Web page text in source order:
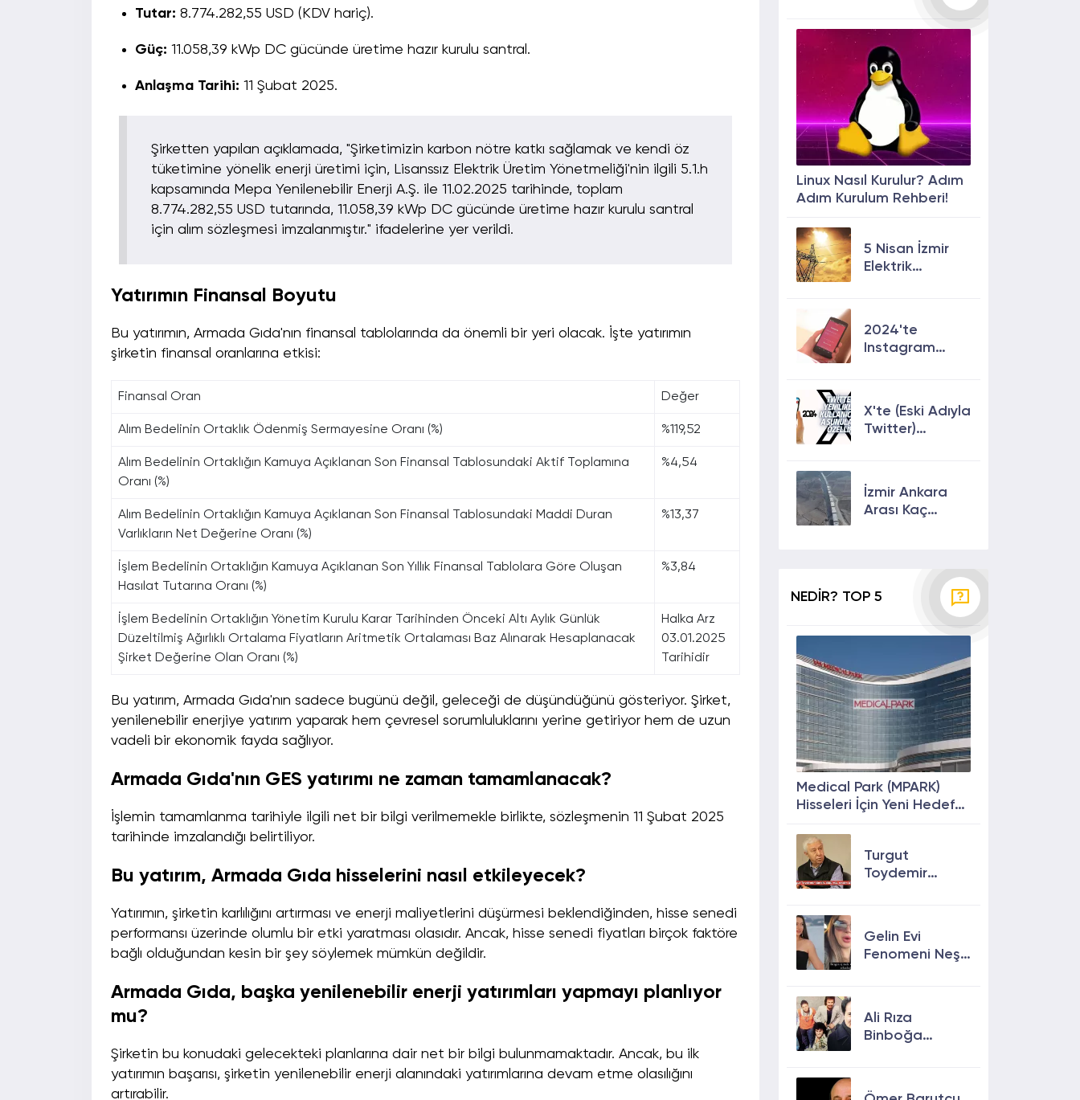
Tutar: 8.774.282,55 USD (KDV hariç).
Güç: 11.058,39 kWp DC gücünde üretime hazır kurulu santral.
Anlaşma Tarihi: 11 Şubat 2025.
Şirketten yapılan açıklamada, "Şirketimizin karbon nötre katkı sağlamak ve kendi öz
tüketimine yönelik enerji üretimi için, Lisanssız Elektrik Üretim Yönetmeliği'nin ilgili 5.1.h
kapsamında Mepa Yenilenebilir Enerji A.Ş. ile 11.02.2025 tarihinde, toplam
8.774.282,55 USD tutarında, 11.058,39 kWp DC gücünde üretime hazır kurulu santral
için alım sözleşmesi imzalanmıştır." ifadelerine yer verildi.
Yatırımın Finansal Boyutu
Bu yatırımın, Armada Gıda'nın finansal tablolarında da önemli bir yeri olacak. İşte yatırımın
şirketin finansal oranlarına etkisi:
Finansal Oran Değer
Alım Bedelinin Ortaklık Ödenmiş Sermayesine Oranı (%) %119,52
Alım Bedelinin Ortaklığın Kamuya Açıklanan Son Finansal Tablosundaki Aktif Toplamına
Oranı (%)
%4,54
Alım Bedelinin Ortaklığın Kamuya Açıklanan Son Finansal Tablosundaki Maddi Duran
Varlıkların Net Değerine Oranı (%)
%13,37
İşlem Bedelinin Ortaklığın Kamuya Açıklanan Son Yıllık Finansal Tablolara Göre Oluşan
Hasılat Tutarına Oranı (%)
%3,84
İşlem Bedelinin Ortaklığın Yönetim Kurulu Karar Tarihinden Önceki Altı Aylık Günlük
Düzeltilmiş Ağırlıklı Ortalama Fiyatların Aritmetik Ortalaması Baz Alınarak Hesaplanacak
Şirket Değerine Olan Oranı (%)
Halka Arz
03.01.2025
Tarihidir
Bu yatırım, Armada Gıda'nın sadece bugünü değil, geleceği de düşündüğünü gösteriyor. Şirket,
yenilenebilir enerjiye yatırım yaparak hem çevresel sorumluluklarını yerine getiriyor hem de uzun
vadeli bir ekonomik fayda sağlıyor.
Armada Gıda'nın GES yatırımı ne zaman tamamlanacak?
İşlemin tamamlanma tarihiyle ilgili net bir bilgi verilmemekle birlikte, sözleşmenin 11 Şubat 2025
tarihinde imzalandığı belirtiliyor.
Bu yatırım, Armada Gıda hisselerini nasıl etkileyecek?
Yatırımın, şirketin karlılığını artırması ve enerji maliyetlerini düşürmesi beklendiğinden, hisse senedi
performansı üzerinde olumlu bir etki yaratması olasıdır. Ancak, hisse senedi fiyatları birçok faktöre
bağlı olduğundan kesin bir şey söylemek mümkün değildir.
Armada Gıda, başka yenilenebilir enerji yatırımları yapmayı planlıyor
mu?
Şirketin bu konudaki gelecekteki planlarına dair net bir bilgi bulunmamaktadır. Ancak, bu ilk
yatırımın başarısı, şirketin yenilenebilir enerji alanındaki yatırımlarına devam etme olasılığını
artırabilir.
Linux Nasıl Kurulur? Adım
Adım Kurulum Rehberi!
5 Nisan İzmir
Elektrik
2024'te
Instagram
Etkili Yolları!
X'te (Eski Adıyla
Twitter)
Sunulan Son
Özellikler 2024
İzmir Ankara
Arası Kaç
NEDİR? TOP 5
Medical Park (MPARK)
Hisseleri İçin Yeni Hedef
Potansiyeli
Turgut
Toydemir
Gelin Evi
Fenomeni Neşe
neden öldü?
Ali Rıza
Binboğa
Kalmasın